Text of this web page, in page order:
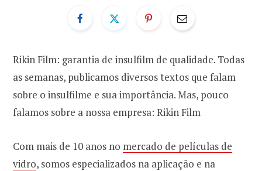
Rikin Film: garantia de insulfilm de qualidade. Todas
as semanas, publicamos diversos textos que falam
sobre o insulfilme e sua importância. Mas, pouco
falamos sobre a nossa empresa: Rikin Film
Com mais de 10 anos no mercado de películas de
vidro, somos especializados na aplicação e na